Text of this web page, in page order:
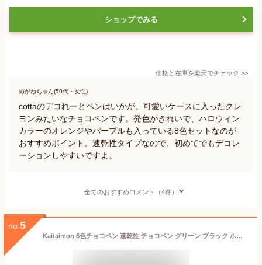
ショップでみる
価格と在庫を楽天でチェック >>
めがねちゃん(50代・女性)
cottaのデコれーとペンはいかが。可愛いケースに入ったクレ
ヨンみたいなチョコペンです。発色がきれいで、ハロウィン
カラーのオレンジやパープルも入っている8色セットなのが
おすすめポイント。速乾性タイプなので、初めてでもデコレ
ーションしやすいですよ。
全てのおすすめコメント（4件）
no. 5
Kaitaimon 6色チョコペン 速乾性 チョコペン グリーン ブラック ホワイト オレンジ ピンク パープル 製菓用チョコレートチョコ 簡単 デコレーション ペン 製菓材料 バレンタイン